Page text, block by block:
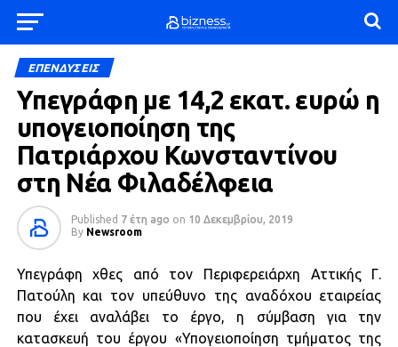
ΕΠΕΝΔΥΣΕΙΣ
Υπεγράφη με 14,2 εκατ. ευρώ η
υπογειοποίηση της
Πατριάρχου Κωνσταντίνου
στη Νέα Φιλαδέλφεια
Published 7 έτη ago on 10 Δεκεμβρίου, 2019
By Newsroom
Υπεγράφη χθες από τον Περιφερειάρχη Αττικής Γ.
Πατούλη και τον υπεύθυνο της αναδόχου εταιρείας
που έχει αναλάβει το έργο, η σύμβαση για την
κατασκευή του έργου «Υπογειοποίηση τμήματος της